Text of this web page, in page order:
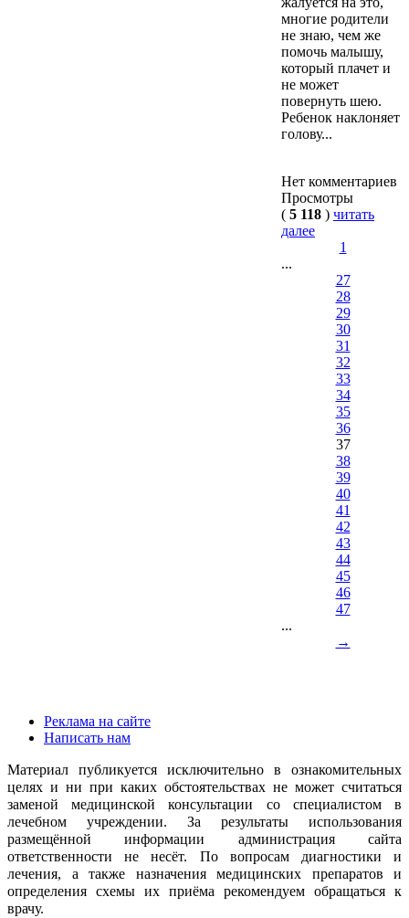
многие родители
не знаю, чем же
помочь малышу,
который плачет и
не может
повернуть шею.
Ребенок наклоняет
голову...
Нет комментариев
Просмотры
( 5 118 ) читать
далее
1
...
27
28
29
30
31
32
33
34
35
36
37
38
39
40
41
42
43
44
45
46
47
...
→
Реклама на сайте
Написать нам
Материал публикуется исключительно в ознакомительных
целях и ни при каких обстоятельствах не может считаться
заменой медицинской консультации со специалистом в
лечебном учреждении. За результаты использования
размещённой информации администрация сайта
ответственности не несёт. По вопросам диагностики и
лечения, а также назначения медицинских препаратов и
определения схемы их приёма рекомендуем обращаться к
врачу.